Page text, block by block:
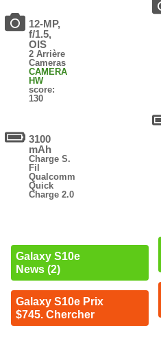
12-MP,
f/1.5,
OIS
2 Arrière
Cameras
CAMERA
HW
score:
130
3100
mAh
Charge S.
Fil
Qualcomm
Quick
Charge 2.0
Galaxy S10e
News (2)
Galaxy S10e Prix
$745. Chercher